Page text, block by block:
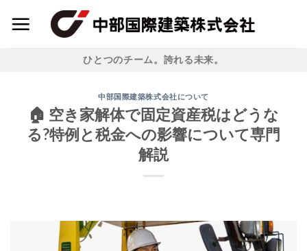
ひとつのチーム。誇れる未来。
中部国際建築株式会社について
🏠 空き家解体で固定資産税はどうな
る?特例と税金への影響について専門
解説